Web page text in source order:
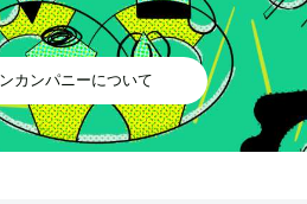
カンパニーについて